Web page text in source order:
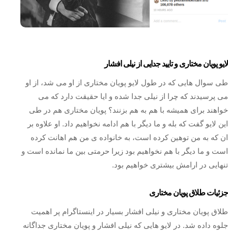
لایو پویان مختاری و تایید جدایی از نیلی افشار
طی سوال هایی که در طول لایو پویان مختاری از او می شد، از او
می پرسیدند که چرا از نیلی جدا شده و ایا حقیقت دارد که می
خواهند برای همیشه با هم به هم بزنند؟ پویان مختاری هم در طی
این لایو گفت که بله و ما دیگر با هم ادامه نخواهیم داد. او علاوه بر
ان که به من توهین کرده است، به خانواده ی من هم اهانت کرده
است و ما دیگر با هم نخواهیم بود زیرا حرمتی بین ما نمانده است و
تنهایی در ارامش بیشتری خواهیم بود.
جزئیات طلاق پویان مختاری
طلاق پویان مختاری و نیلی افشار بسیار در اینستاگرام پر اهمیت
جلوه داده شد. در لایو هایی که نیلی افشار و پویان مختاری جداگانه